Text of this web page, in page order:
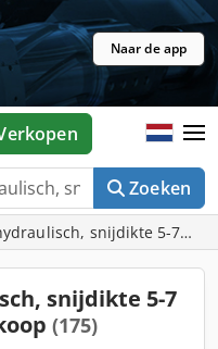
Naar de app
Zoeken
snijdikte 5-7 mm
snijdikte 5-7
(175)